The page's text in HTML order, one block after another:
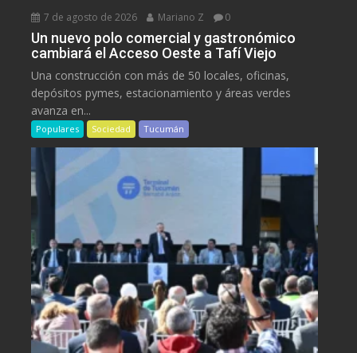
7 de agosto de 2026 Mariano Z 0
Un nuevo polo comercial y gastronómico
cambiará el Acceso Oeste a Tafí Viejo
Una construcción con más de 50 locales, oficinas,
depósitos pymes, estacionamiento y áreas verdes
avanza en...
Populares Sociedad Tucumán